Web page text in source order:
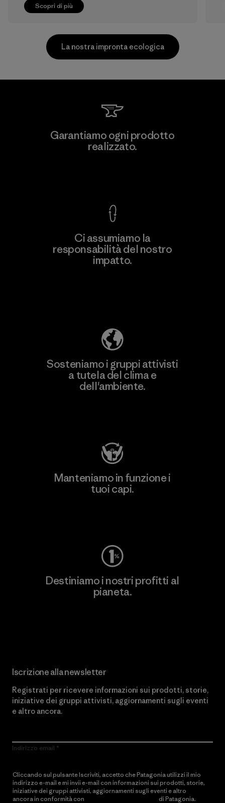
Scopri di più
Scopri di più
Downlite
La nostra impronta ecologica
Garantiamo ogni prodotto
realizzato.
Ci assumiamo la
responsabilità del nostro
impatto.
Sosteniamo i gruppi attivisti
a tutela del clima e
dell'ambiente.
Manteniamo in funzione i
tuoi capi.
Destiniamo i nostri profitti al
pianeta.
Iscrizione alla newsletter
Registrati per ricevere informazioni sui prodotti, storie,
iniziative dei gruppi attivisti, aggiornamenti sugli eventi
e altro ancora.
Indirizzo email
Cliccando sul pulsante Iscriviti, accetto che Patagonia utilizzi il mio
indirizzo e-mail e mi invii e-mail con informazioni sui prodotti, storie,
iniziative dei gruppi attivisti, aggiornamenti sugli eventi e altro
ancora in conformità con
di Patagonia.